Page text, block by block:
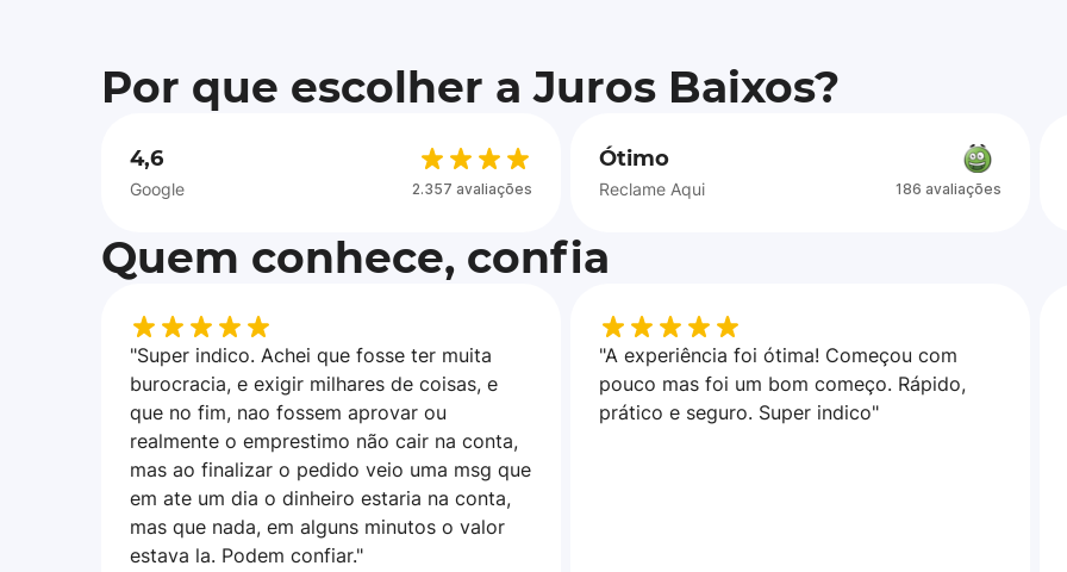
Por que escolher a Juros Baixos?
4,6
Google 2.357 avaliações
Ótimo
Reclame Aqui 186 avaliações
Quem conhece, confia
"Super indico. Achei que fosse ter muita
burocracia, e exigir milhares de coisas, e
que no fim, nao fossem aprovar ou
realmente o emprestimo não cair na conta,
mas ao finalizar o pedido veio uma msg que
em ate um dia o dinheiro estaria na conta,
mas que nada, em alguns minutos o valor
estava la. Podem confiar."
"A experiência foi ótima! Começou com
pouco mas foi um bom começo. Rápido,
prático e seguro. Super indico"